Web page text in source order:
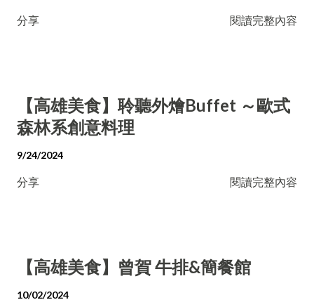
分享 閱讀完整內容
【高雄美食】聆聽外燴Buffet ～歐式
森林系創意料理
9/24/2024
分享 閱讀完整內容
【高雄美食】曾賀 牛排&簡餐館
10/02/2024